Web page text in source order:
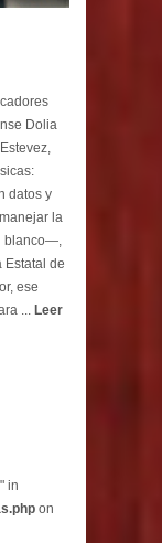
Dolia
datos y
la
blanco—,
Estatal de
ese
... Leer
in
on